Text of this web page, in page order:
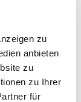
zu
anbieten
zu
zu Ihrer
für